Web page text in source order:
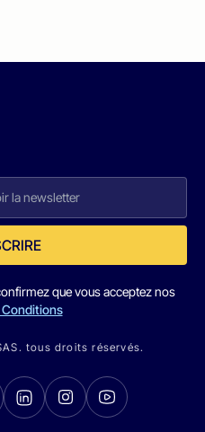
que vous acceptez nos
tous droits réservés.